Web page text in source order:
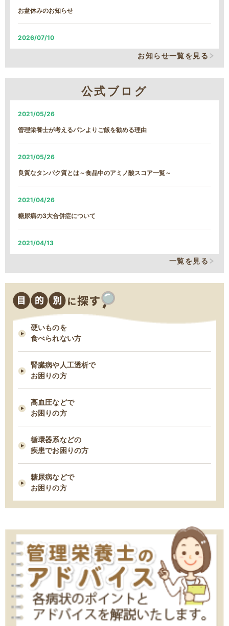
お盆休みのお知らせ
2026/07/10
システム改修による、臨時の営業時間短縮について
2026/06/05
システム改修による、臨時の営業時間短縮について
2025/12/09
2025/11/18
11/18 臨時休業のお知らせ
お知らせ一覧を見る
公式ブログ
2021/05/26
管理栄養士が考えるパンよりご飯を勧める理由
2021/05/26
良質なタンパク質とは～食品中のアミノ酸スコア一覧～
2021/04/26
糖尿病の3大合併症について
2021/04/13
2021/03/29
減塩表示の落とし穴！その表示、本当に減塩？
2021/03/24
脂質制限中にお勧め！低脂肪・高タンパクな“魚”６つ
2021/03/03
早期の脂肪肝は改善できる！すぐ始めるべき５つの食事管理
2021/02/23
ー
糖尿病性腎症を進行させないための食事療法
一覧を見る
硬いものを
食べられない方
腎臓病や人工透析で
お困りの方
高血圧などで
お困りの方
循環器系などの
疾患でお困りの方
糖尿病などで
お困りの方